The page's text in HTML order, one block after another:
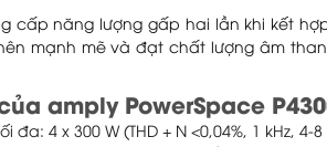
cấp năng lượng gấp hai lần khi kết
mạnh mẽ và đạt chất lượng âm
amply PowerSpace
4 x 300 W (THD + N <0,04%, 1 kHz, 4-